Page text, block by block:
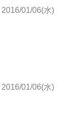
2016/01/06(水)
2016/01/06(水)